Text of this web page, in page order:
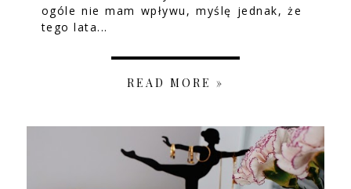
ogóle nie mam wpływu, myślę jednak, że
tego lata...
READ MORE »